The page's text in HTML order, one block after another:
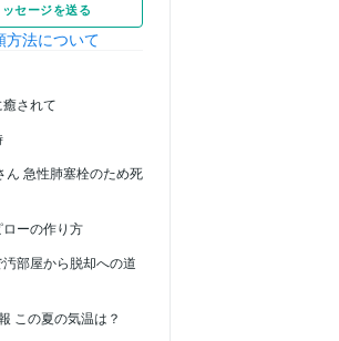
セージを送る
方法について
されて
ん 急性肺塞栓のため死
ーの作り方
部屋から脱却への道
この夏の気温は？